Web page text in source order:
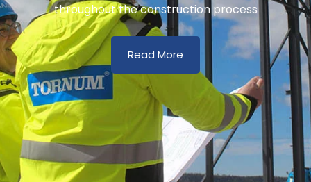
throughout the construction process
Read More